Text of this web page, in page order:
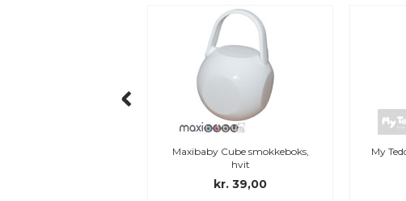
My Teddy koseklut med elefant
kr. 249,00